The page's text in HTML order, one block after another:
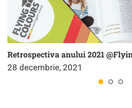
Retrospectiva anului 2021
28 decembrie, 2021